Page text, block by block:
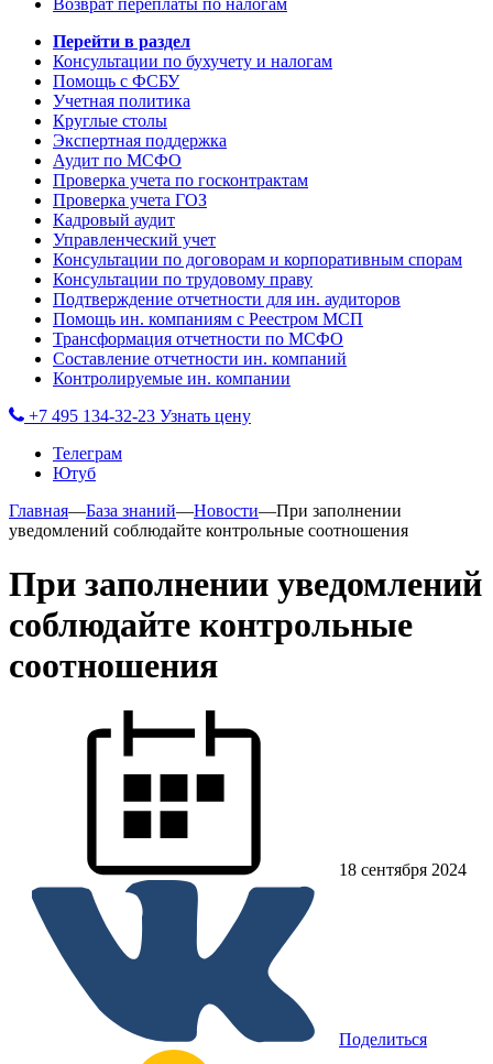
Возврат переплаты по налогам
Перейти в раздел
Консультации по бухучету и налогам
Помощь с ФСБУ
Учетная политика
Круглые столы
Экспертная поддержка
Аудит по МСФО
Проверка учета по госконтрактам
Проверка учета ГОЗ
Кадровый аудит
Управленческий учет
Консультации по договорам и корпоративным спорам
Консультации по трудовому праву
Подтверждение отчетности для ин. аудиторов
Помощь ин. компаниям с Реестром МСП
Трансформация отчетности по МСФО
Составление отчетности ин. компаний
Контролируемые ин. компании
+7 495 134-32-23 Узнать цену
Телеграм
Ютуб
Главная—База знаний—Новости—При заполнении
уведомлений соблюдайте контрольные соотношения
При заполнении уведомлений
соблюдайте контрольные
соотношения
18 сентября 2024
Поделиться